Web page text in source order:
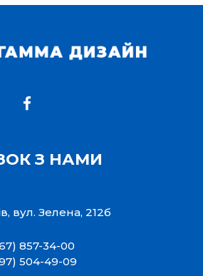
З НАМИ
вул. Зелена, 212б
857-34-00
504-49-09